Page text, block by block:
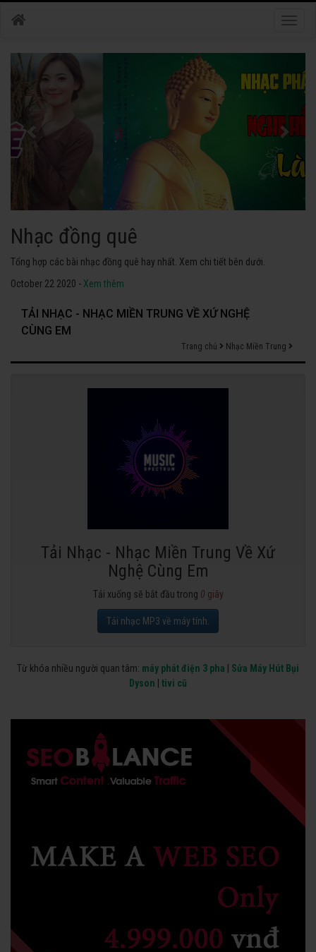
Toggle
Nhạc phật
Tuyển tập các bài nhạc thánh ca hay nhất. Không thể không nghe thử.
October 22 2020 - Xem thêm
TẢI NHẠC - NHẠC MIỀN TRUNG VỀ XỨ NGHỆ
CÙNG EM
Trang chủ Nhạc Miền Trung
Tải Nhạc - Nhạc Miền Trung Về Xứ
Nghệ Cùng Em
Tải xuống sẽ bắt đầu trong 0 giây
Tải nhạc MP3 về máy tính.
Từ khóa nhiều người quan tâm: máy phát điện 3 pha
Sửa Máy Hút Bụi
Dyson
tivi cũ